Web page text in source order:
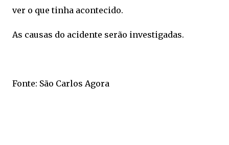
ver o que tinha acontecido.
As causas do acidente serão investigadas.
Fonte: São Carlos Agora